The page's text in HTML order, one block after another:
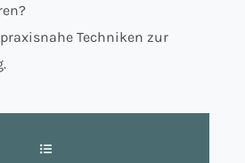
Techniken zur